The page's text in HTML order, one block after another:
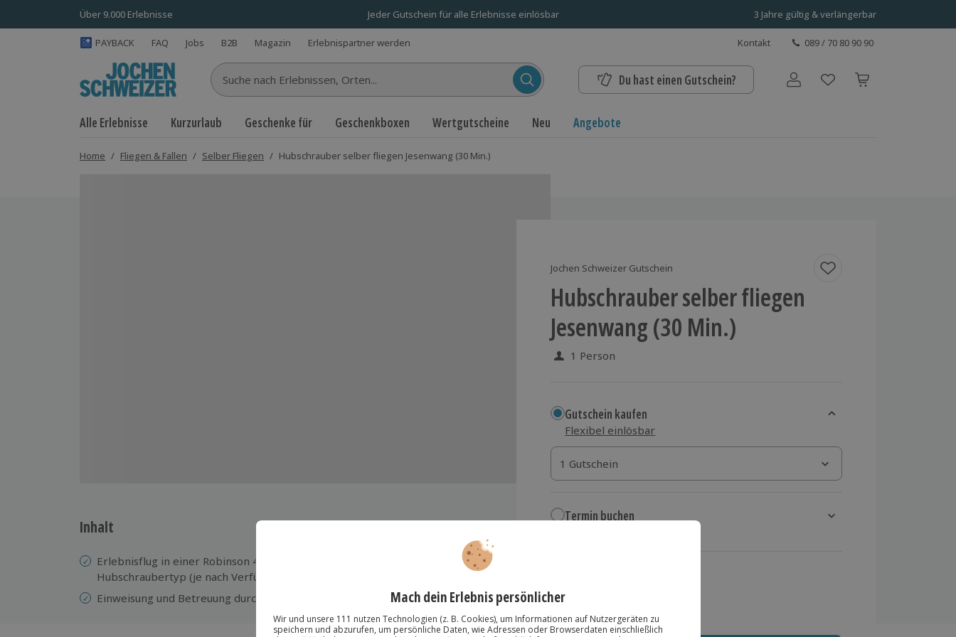
Über 9.000 Erlebnisse Jeder Gutschein für alle Erlebnisse einlösbar 3 Jahre gültig & verlängerbar
PAYBACK FAQ Jobs B2B Magazin Erlebnispartner werden Kontakt 089 / 70 80 90 90
Suche nach Erlebnissen... Du hast einen Gutschein? Benutzerkonto
Alle Erlebnisse Kurzurlaub Geschenke für Geschenkboxen Wertgutscheine Neu Angebote
Home / Fliegen & Fallen / Selber Fliegen / Hubschrauber selber fliegen Jesenwang (30 Min.)
Jochen Schweizer Gutschein
Hubschrauber selber fliegen
Jesenwang (30 Min.)
1 Person
Gutschein kaufen
Flexibel einlösbar
1 Gutschein
1 Gutschein
1 Gutschein
Termin buchen
Inhalt
Erlebnisflug in einer Robinson 44 Raven oder einem vergleichbaren
Hubschraubertyp (je nach Verfügbarkeit)
Einweisung und Betreuung durch einen erfahrenen Piloten